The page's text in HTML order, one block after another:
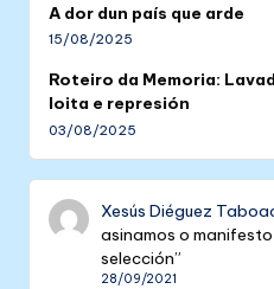
A dor dun país que arde
15/08/2025
Roteiro da Memoria:
loita e represión
03/08/2025
Xesús Diéguez
asinamos o
selección”
28/09/2021